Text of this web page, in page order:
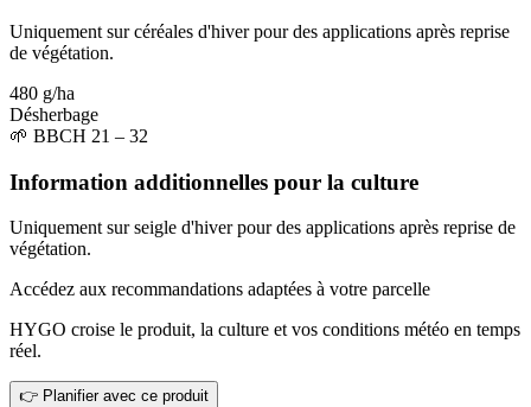
Uniquement sur céréales d'hiver pour des applications après reprise
de végétation.
480 g/ha
Désherbage
🌱 BBCH 21 – 32
Information additionnelles pour la culture
Uniquement sur seigle d'hiver pour des applications après reprise de
végétation.
Accédez aux recommandations adaptées à votre parcelle
HYGO croise le produit, la culture et vos conditions météo en temps
réel.
👉 Planifier avec ce produit